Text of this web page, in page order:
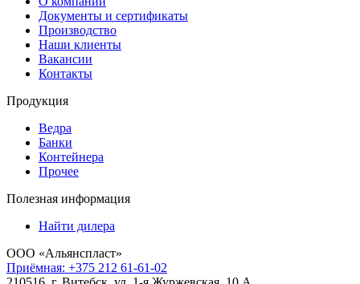
Документы и сертификаты
Производство
Наши клиенты
Вакансии
Контакты
Продукция
Ведра
Банки
Контейнера
Прочее
Полезная информация
Найти дилера
ООО «Альянспласт»
Приёмная: +375 212 61-61-02